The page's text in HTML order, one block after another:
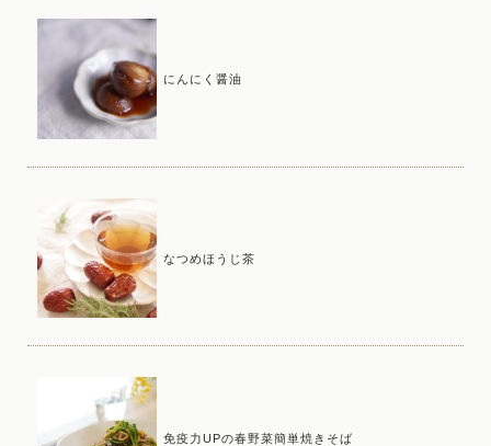
にんにく醤油
なつめほうじ茶
免疫力UPの春野菜簡単焼きそば